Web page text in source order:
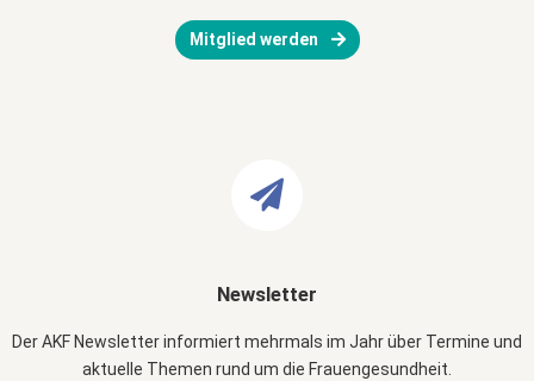
Mitglied werden
Newsletter
Der AKF Newsletter informiert mehrmals im Jahr über Termine und
aktuelle Themen rund um die Frauengesundheit.